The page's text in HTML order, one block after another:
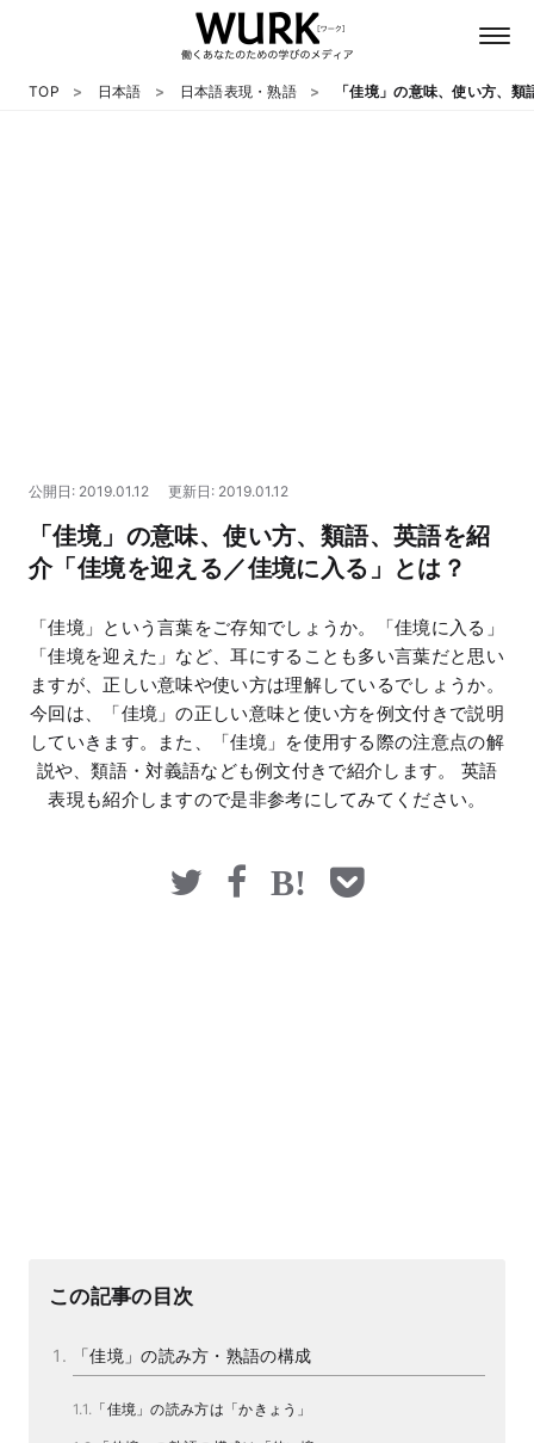
マネー
TOP 日本語 日本語表現・熟語 「佳境」の意味、使い方、
公開日: 2019.01.12 更新日: 2019.01.12
「佳境」の意味、使い方、類語、英語を紹
介「佳境を迎える／佳境に入る」とは？
「佳境」という言葉をご存知でしょうか。「佳境に入る」
「佳境を迎えた」など、耳にすることも多い言葉だと思い
ますが、正しい意味や使い方は理解しているでしょうか。
今回は、「佳境」の正しい意味と使い方を例文付きで説明
していきます。また、「佳境」を使用する際の注意点の解
説や、類語・対義語なども例文付きで紹介します。 英語
表現も紹介しますので是非参考にしてみてください。
この記事の目次
「佳境」の読み方・熟語の構成
「佳境」の読み方は「かきょう」